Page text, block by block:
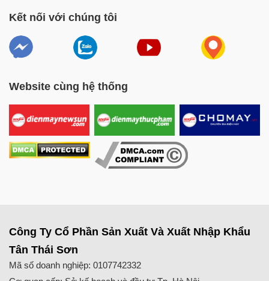
Kết nối với chúng tôi
Website cùng hệ thống
Công Ty Cổ Phần Sản Xuất Và Xuất Nhập Khẩu
Tân Thái Sơn
Mã số doanh nghiệp: 0107742332